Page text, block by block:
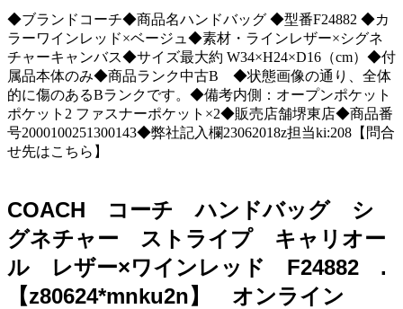
◆ブランドコーチ◆商品名ハンドバッグ ◆型番F24882 ◆カ
ラーワインレッド×ベージュ◆素材・ラインレザー×シグネ
チャーキャンバス◆サイズ最大約 W34×H24×D16（cm）◆付
属品本体のみ◆商品ランク中古B ◆状態画像の通り、全体
的に傷のあるBランクです。◆備考内側：オープンポケット
ポケット2 ファスナーポケット×2◆販売店舗堺東店◆商品番
号2000100251300143◆弊社記入欄23062018z担当ki:208【問合
せ先はこちら】
COACH コーチ ハンドバッグ シ
グネチャー ストライプ キャリオー
ル レザー×ワインレッド F24882 .
【z80624*mnku2n】 オンライン